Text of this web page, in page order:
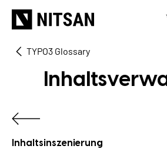
WIR MACHEN
für öffentliche
TYPO3 Glossary
Inhaltsinszenierung